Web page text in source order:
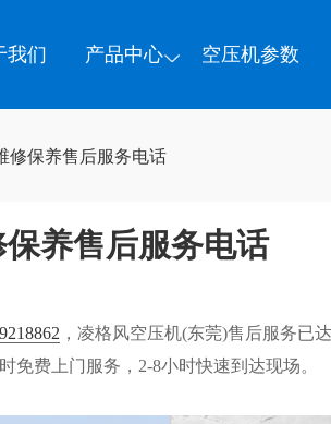
我们 产品中心 空压机参数
修保养售后服务电话
养售后服务电话
，凌格风空压机(东莞)售后服务已
免费上门服务，2-8小时快速到达现场。